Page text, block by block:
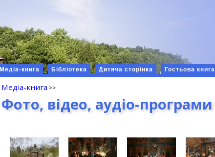
Медіа-книга Бібліотека Дитяча сторінка Гостьова книга
Медіа-книга
Фото, відео, аудіо-програми